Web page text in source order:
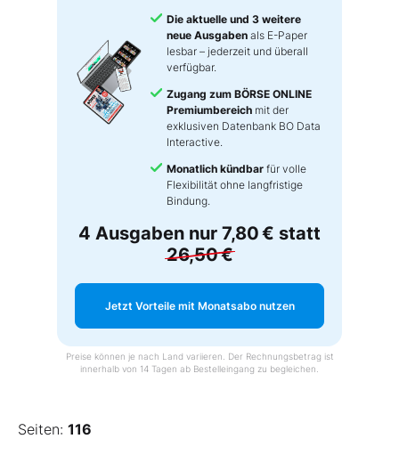
Die aktuelle und 3 weitere
neue Ausgaben als E-Paper
lesbar – jederzeit und überall
verfügbar.
Zugang zum BÖRSE ONLINE
Premiumbereich mit der
exklusiven Datenbank BO Data
Interactive.
Monatlich kündbar für volle
Flexibilität ohne langfristige
Bindung.
4 Ausgaben nur 7,80 € statt
26,50 €
Jetzt Vorteile mit Monatsabo nutzen
Preise können je nach Land variieren. Der Rechnungsbetrag ist
innerhalb von 14 Tagen ab Bestelleingang zu begleichen.
Seiten: 116